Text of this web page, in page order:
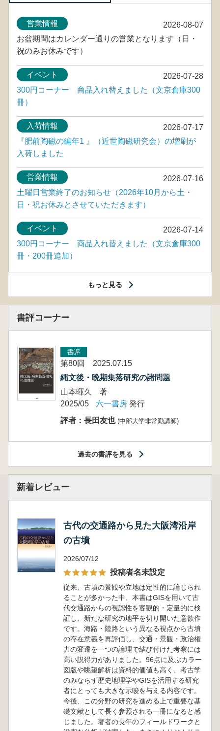
2026-08-07
営業情報
お盆期間はカレンダー通りの営業となります（日・
祝のみお休みです）
2026-07-28
イベント
300円コーナー 商品入れ替えました（文京倉庫300
冊）
2026-07-17
入荷情報
『肥前陶磁の編年1 』（近世陶磁研究会）の増刷が
入荷しました
2026-07-16
営業情報
土曜日営業終了のお知らせ（2026年10月から土・
日・祝お休みとさせていただきます）
2026-07-14
イベント
300円コーナー 商品入れ替えました（文京倉庫300
冊・200冊追加）
もっと見る
書評コーナー
書評
第80回 2025.07.15
縄文後・晩期集落研究の諸問題
山本暉久 著
2025/05
六一書房 発行
評者：長田友也 (中部大学非常勤講師)
過去の書評を見る
新着レビュー
古代の交通路から見た大阪湾沿岸
の古墳
2026/07/12
投稿者名未設定
従来、古墳の景観や立地は定性的に論じられ
ることが多かった中、本書はGISを用いて古
代交通路からの視認性を客観的・定量的に検
証し、新たな研究の地平を切り開いた意欲作
です。海路・陸路という異なる視点から古墳
の存在意義を再評価し、交通・景観・政治権
力の変遷を一つの論理で結び付けた考察には
高い説得力がありました。96点に及ぶカラー
図版や眺望解析は資料的価値も高く、考古学
のみならず歴史地理学やGISを活用する研究
者にとっても大きな示唆を与える内容です。
今後、この分野の研究を進める上で重要な基
礎文献として長く参照される一冊になると感
じました。著者の長年のフィールドワークと